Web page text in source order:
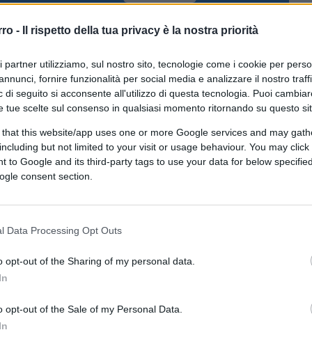
- Il rispetto della tua privacy è la nostra priorità
partner utilizziamo, sul nostro sito, tecnologie come i cookie per
fornire funzionalità per social media e analizzare il nostro
di seguito si acconsente all'utilizzo di questa tecnologia. Puoi
tue scelte sul consenso in qualsiasi momento ritornando su questo
that this website/app uses one or more Google services and may
but not limited to your visit or usage behaviour. You may
to Google and its third-party tags to use your data for below
consent section.
Data Processing Opt Outs
opt-out of the Sharing of my personal data.
opt-out of the Sale of my Personal Data.
vite, se il potere dei governi è sempre
di civiltà anziché un confronto tra policies
se non si dispone delle
di oggi. Definirei Trump “il grande
e aggregante per una base di scontento
del trumpismo. Non dimentichiamo
non è frutto di un solo giorno, ma di
e ai Bush dopo di lui, in seguito ai quali
anche nell’ala destra.
ovviamente; ma tra di loro
più di essere ridicolizzati e trattati alla
stufe di sentirsi chiamare zotici da
gialla di Gadsen (un serpente e la
stessa di stato.